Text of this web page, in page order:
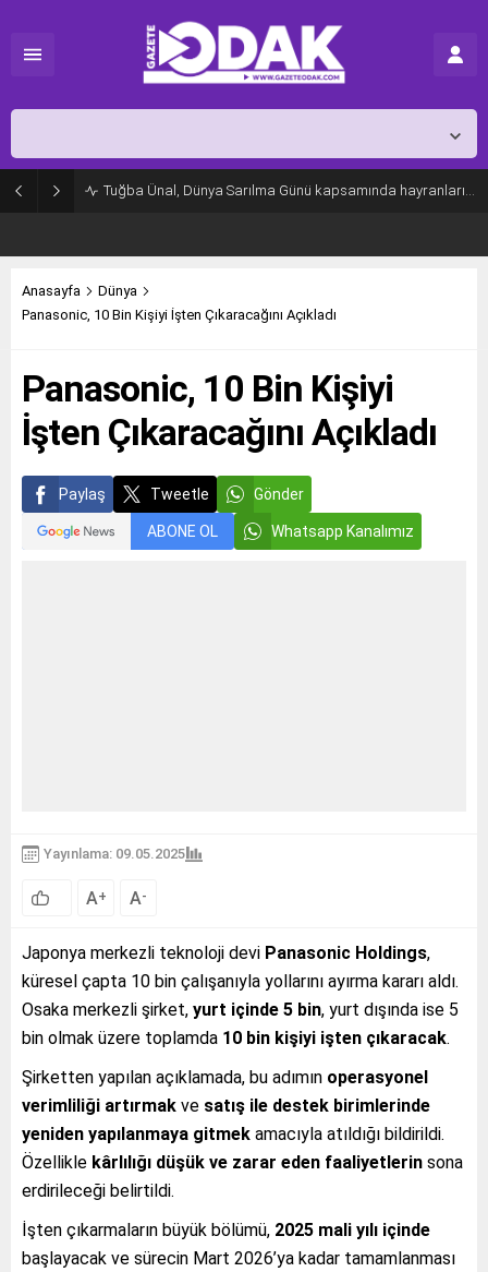
Tuğba Ünal, Dünya Sarılma Günü kapsamında hayranlarıyla buluştu
Anasayfa
Dünya
Panasonic, 10 Bin Kişiyi İşten Çıkaracağını Açıkladı
Panasonic, 10 Bin Kişiyi
İşten Çıkaracağını Açıkladı
Paylaş Tweetle Gönder
ABONE OL Whatsapp Kanalımız
Yayınlama: 09.05.2025
A+ A-
Japonya merkezli teknoloji devi Panasonic Holdings,
küresel çapta 10 bin çalışanıyla yollarını ayırma kararı aldı.
Osaka merkezli şirket, yurt içinde 5 bin, yurt dışında ise 5
bin olmak üzere toplamda 10 bin kişiyi işten çıkaracak.
Şirketten yapılan açıklamada, bu adımın operasyonel
verimliliği artırmak ve satış ile destek birimlerinde
yeniden yapılanmaya gitmek amacıyla atıldığı bildirildi.
Özellikle kârlılığı düşük ve zarar eden faaliyetlerin sona
erdirileceği belirtildi.
İşten çıkarmaların büyük bölümü, 2025 mali yılı içinde
başlayacak ve sürecin Mart 2026’ya kadar tamamlanması